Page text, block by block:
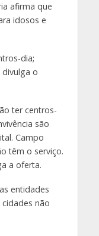
afirma que
idosos e
dia;
o
ter centros-
são
Campo
têm o serviço.
a oferta.
entidades
não